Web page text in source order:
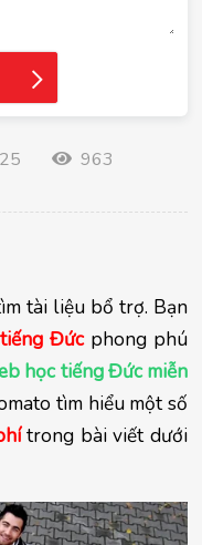
963
tài liệu bổ trợ. Bạn
Đức phong phú
học tiếng Đức miễn
trong bài viết dưới